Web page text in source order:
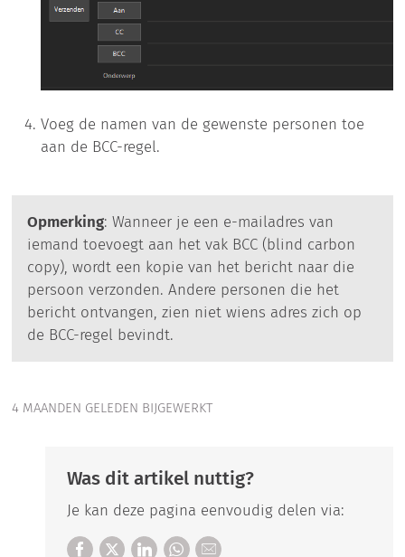
Voeg de namen van de gewenste personen toe
aan de BCC-regel.
Opmerking: Wanneer je een e-mailadres van
iemand toevoegt aan het vak BCC (blind carbon
copy), wordt een kopie van het bericht naar die
persoon verzonden. Andere personen die het
bericht ontvangen, zien niet wiens adres zich op
de BCC-regel bevindt.
4 MAANDEN GELEDEN BIJGEWERKT
Was dit artikel nuttig?
Je kan deze pagina eenvoudig delen via: